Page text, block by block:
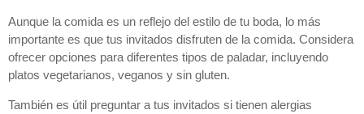
Aunque la comida es un reflejo del estilo de tu boda, lo más
importante es que tus invitados disfruten de la comida. Considera
ofrecer opciones para diferentes tipos de paladar, incluyendo
platos vegetarianos, veganos y sin gluten.
También es útil preguntar a tus invitados si tienen alergias